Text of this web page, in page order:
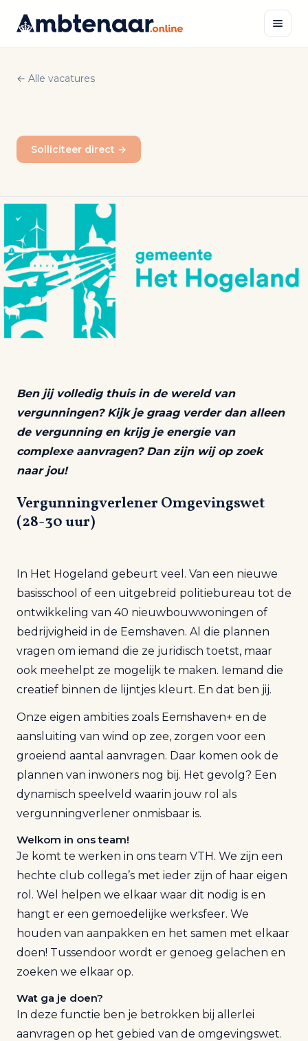
inhoud
← Alle vacatures
Solliciteer direct →
Ben jij volledig thuis in de wereld van
vergunningen? Kijk je graag verder dan alleen
de vergunning en krijg je energie van
complexe aanvragen? Dan zijn wij op zoek
naar jou!
Vergunningverlener Omgevingswet
(28-30 uur)
In Het Hogeland gebeurt veel. Van een nieuwe
basisschool of een uitgebreid politiebureau tot de
ontwikkeling van 40 nieuwbouwwoningen of
bedrijvigheid in de Eemshaven. Al die plannen
vragen om iemand die ze juridisch toetst, maar
ook meehelpt ze mogelijk te maken. Iemand die
creatief binnen de lijntjes kleurt. En dat ben jij.
Onze eigen ambities zoals Eemshaven+ en de
aansluiting van wind op zee, zorgen voor een
groeiend aantal aanvragen. Daar komen ook de
plannen van inwoners nog bij. Het gevolg? Een
dynamisch speelveld waarin jouw rol als
vergunningverlener onmisbaar is.
Welkom in ons team!
Je komt te werken in ons team VTH. We zijn een
hechte club collega’s met ieder zijn of haar eigen
rol. Wel helpen we elkaar waar dit nodig is en
hangt er een gemoedelijke werksfeer. We
houden van aanpakken en het samen met elkaar
doen! Tussendoor wordt er genoeg gelachen en
zoeken we elkaar op.
Wat ga je doen?
In deze functie ben je betrokken bij allerlei
aanvragen op het gebied van de omgevingswet.